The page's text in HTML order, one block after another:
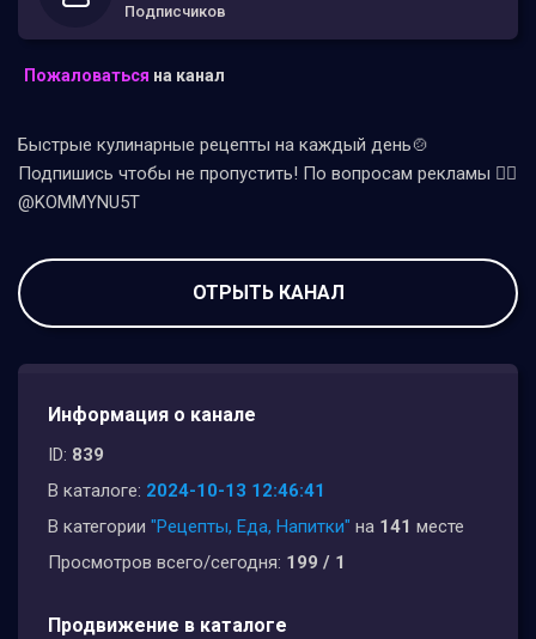
Подписчиков
Пожаловаться на канал
Быстрые кулинарные рецепты на каждый день🍲
Подпишись чтобы не пропустить! По вопросам рекламы 👉🏻
@KOMMYNU5T
ОТРЫТЬ КАНАЛ
Информация о канале
ID: 839
В каталоге: 2024-10-13 12:46:41
В категории "Рецепты, Еда, Напитки" на 141 месте
Просмотров всего/сегодня: 199 / 1
Продвижение в каталоге